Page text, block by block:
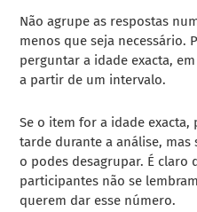
Não agrupe as respostas
menos que seja necessário.
perguntar a idade exacta,
a partir de um intervalo.
Se o item for a idade
tarde durante a análise,
o podes desagrupar. É claro
participantes não se
querem dar esse número.